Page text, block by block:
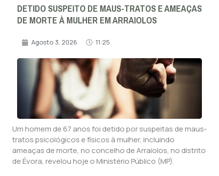
DETIDO SUSPEITO DE MAUS-TRATOS E AMEAÇAS
DE MORTE À MULHER EM ARRAIOLOS
Agosto 3, 2026 11:25
Um homem de 67 anos foi detido por suspeitas de maus-
tratos psicológicos e físicos à mulher, incluindo
ameaças de morte, no concelho de Arraiolos, no distrito
de Évora, revelou hoje o Ministério Público (MP).